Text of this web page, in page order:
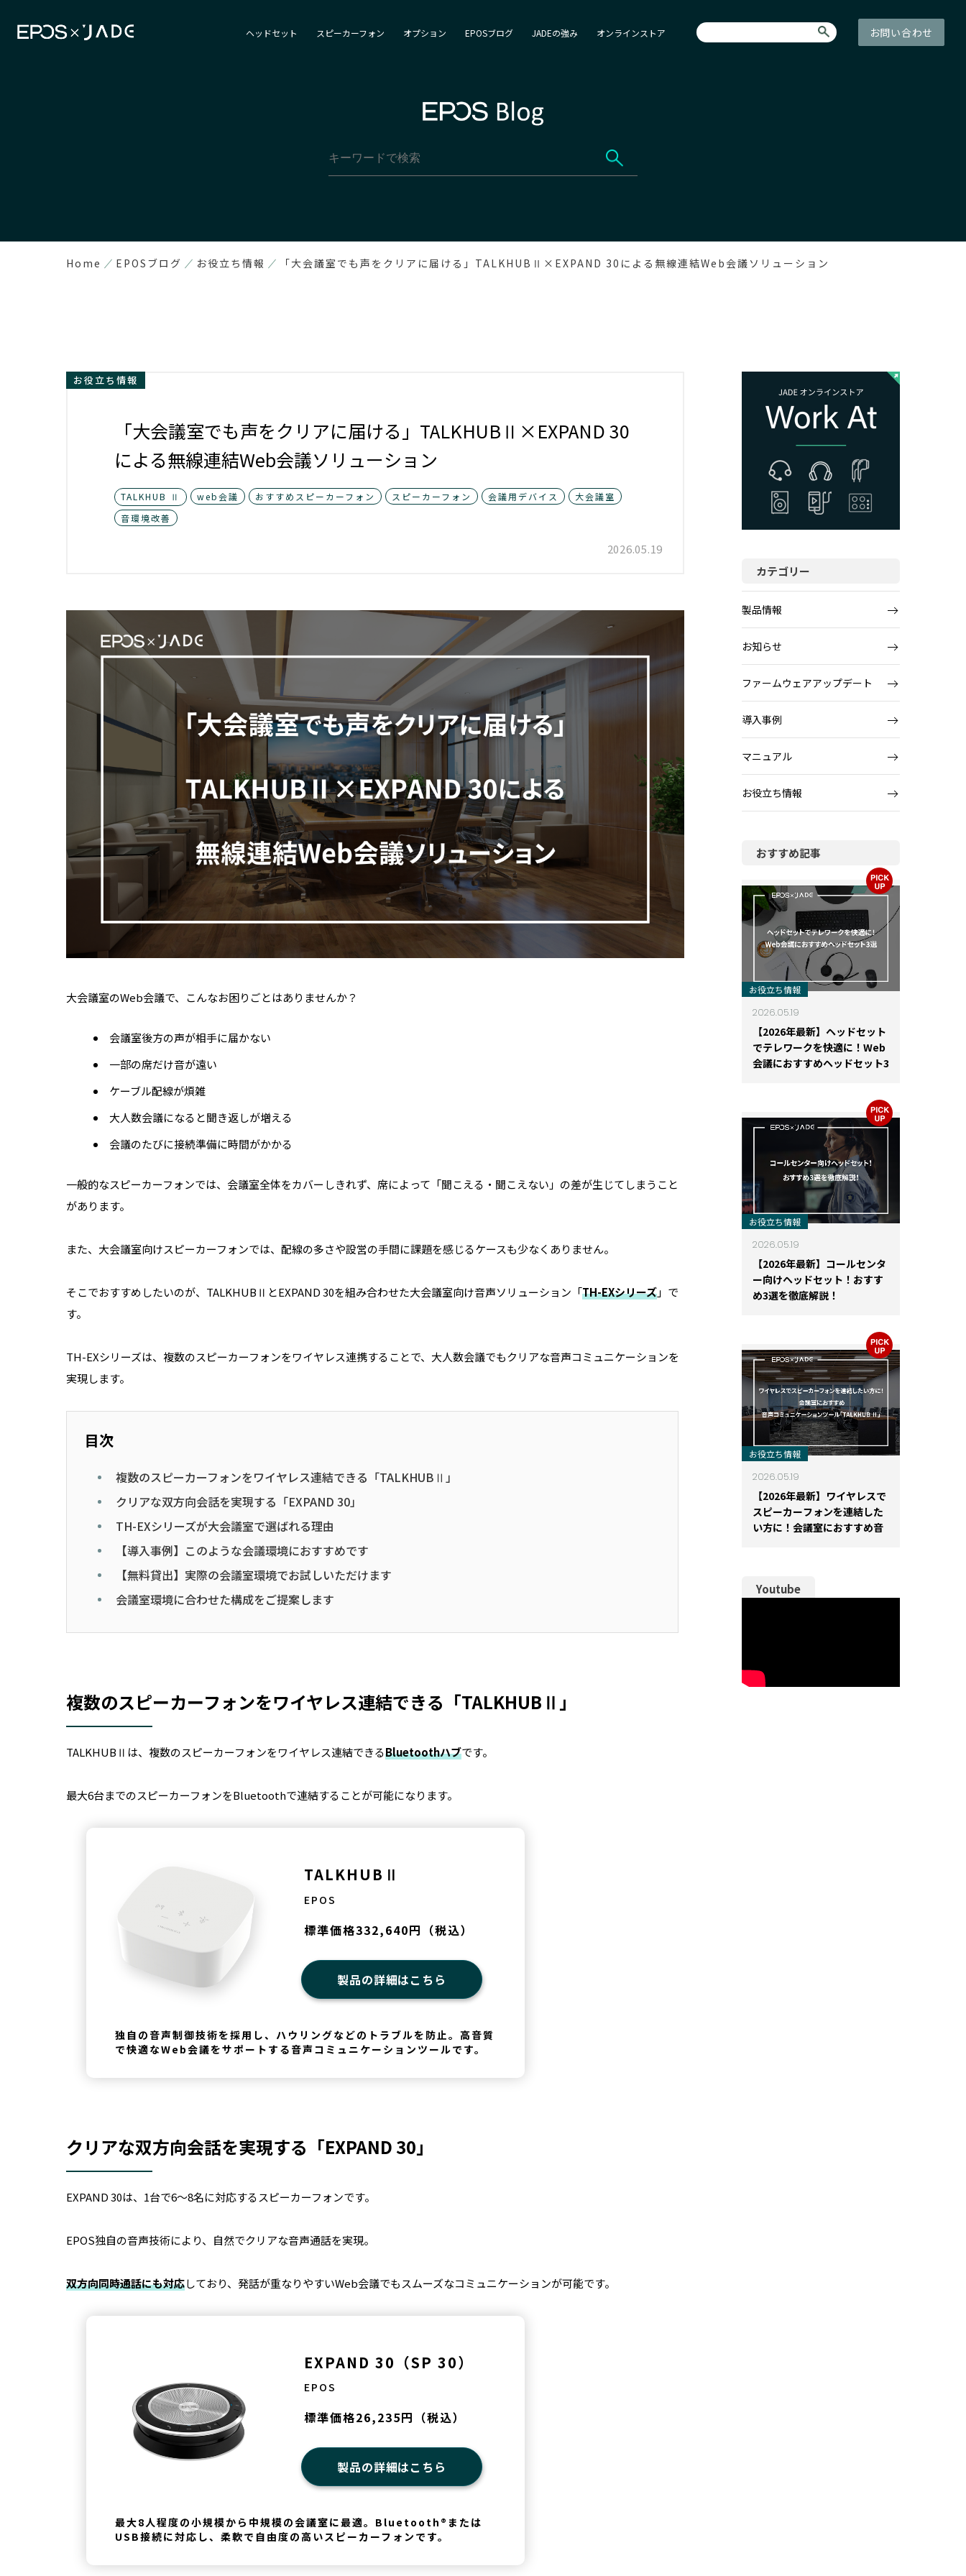
ヘッドセット スピーカーフォン オプション EPOSブログ JADEの強み オンラインストア お問い合わせ
Home EPOSブログ お役立ち情報 「大会議室でも声をクリアに届ける」TALKHUBⅡ×EXPAND 30による無線連結Web会議ソリューション
お役立ち情報
「大会議室でも声をクリアに届ける」TALKHUBⅡ×EXPAND 30
による無線連結Web会議ソリューション
TALKHUB Ⅱ web会議 おすすめスピーカーフォン スピーカーフォン 会議用デバイス
大会議室
音環境改善
2026.05.19
大会議室のWeb会議で、こんなお困りごとはありませんか？
会議室後方の声が相手に届かない
一部の席だけ音が遠い
ケーブル配線が煩雑
大人数会議になると聞き返しが増える
会議のたびに接続準備に時間がかかる
一般的なスピーカーフォンでは、会議室全体をカバーしきれず、席によって「聞こえる・聞こえない」の差が生じてしまうこと
があります。
また、大会議室向けスピーカーフォンでは、配線の多さや設営の手間に課題を感じるケースも少なくありません。
そこでおすすめしたいのが、TALKHUBⅡとEXPAND 30を組み合わせた大会議室向け音声ソリューション「TH-EXシリーズ」で
す。
TH-EXシリーズは、複数のスピーカーフォンをワイヤレス連携することで、大人数会議でもクリアな音声コミュニケーションを
実現します。
目次
複数のスピーカーフォンをワイヤレス連結できる「TALKHUBⅡ」
クリアな双方向会話を実現する「EXPAND 30」
TH-EXシリーズが大会議室で選ばれる理由
【導入事例】このような会議環境におすすめです
【無料貸出】実際の会議室環境でお試しいただけます
会議室環境に合わせた構成をご提案します
複数のスピーカーフォンをワイヤレス連結できる「TALKHUBⅡ」
TALKHUBⅡは、複数のスピーカーフォンをワイヤレス連結できるBluetoothハブです。
最大6台までのスピーカーフォンをBluetoothで連結することが可能になります。
TALKHUBⅡ
EPOS
標準価格332,640円（税込）
製品の詳細はこちら
独自の音声制御技術を採用し、ハウリングなどのトラブルを防止。高音質
で快適なWeb会議をサポートする音声コミュニケーションツールです。
クリアな双方向会話を実現する「EXPAND 30」
EXPAND 30は、1台で6～8名に対応するスピーカーフォンです。
EPOS独自の音声技術により、自然でクリアな音声通話を実現。
双方向同時通話にも対応しており、発話が重なりやすいWeb会議でもスムーズなコミュニケーションが可能です。
EXPAND 30（SP 30）
EPOS
標準価格26,235円（税込）
製品の詳細はこちら
最大8人程度の小規模から中規模の会議室に最適。Bluetooth®または
USB接続に対応し、柔軟で自由度の高いスピーカーフォンです。
カテゴリー
製品情報
お知らせ
ファームウェアアップデート
導入事例
マニュアル
お役立ち情報
おすすめ記事
お役立ち情報
2026.05.19
【2026年最新】ヘッドセット
でテレワークを快適に！Web
会議におすすめヘッドセット3
お役立ち情報
2026.05.19
【2026年最新】コールセンタ
ー向けヘッドセット！おすす
め3選を徹底解説！
お役立ち情報
2026.05.19
【2026年最新】ワイヤレスで
スピーカーフォンを連結した
い方に！会議室におすすめ音
Youtube